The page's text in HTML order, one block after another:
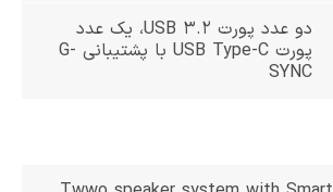
دو عدد پورت USB 3.2، یک عدد
پورت USB Type-C با پشتیبانی G-
SYNC